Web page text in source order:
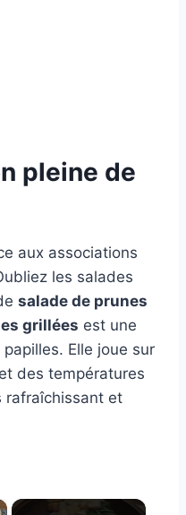
pleine de
aux associations
les salades
salade de prunes
grillées est une
Elle joue sur
des températures
rafraîchissant et